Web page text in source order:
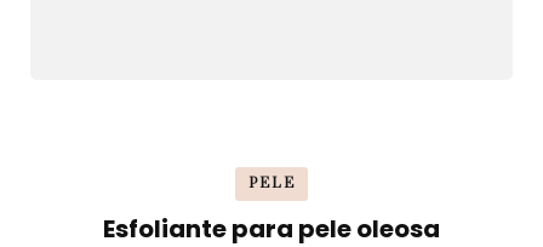
PELE
Esfoliante para pele oleosa